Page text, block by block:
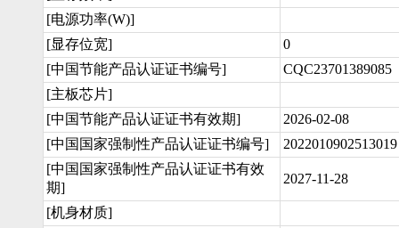
[电源功率(W)]
[显存位宽]
0
[中国节能产品认证证书编号]
CQC23701389085
[主板芯片]
[中国节能产品认证证书有效期]
2026-02-08
[中国国家强制性产品认证证书编号]
2022010902513019
[中国国家强制性产品认证证书有效
期]
2027-11-28
[机身材质]